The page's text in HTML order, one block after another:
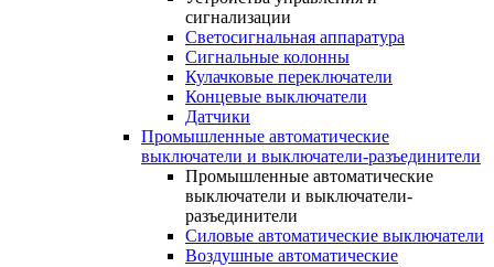
сигнализации
Светосигнальная аппаратура
Сигнальные колонны
Кулачковые переключатели
Концевые выключатели
Датчики
Промышленные автоматические
выключатели и выключатели-разъединители
Промышленные автоматические
выключатели и выключатели-
разъединители
Силовые автоматические выключатели
Воздушные автоматические